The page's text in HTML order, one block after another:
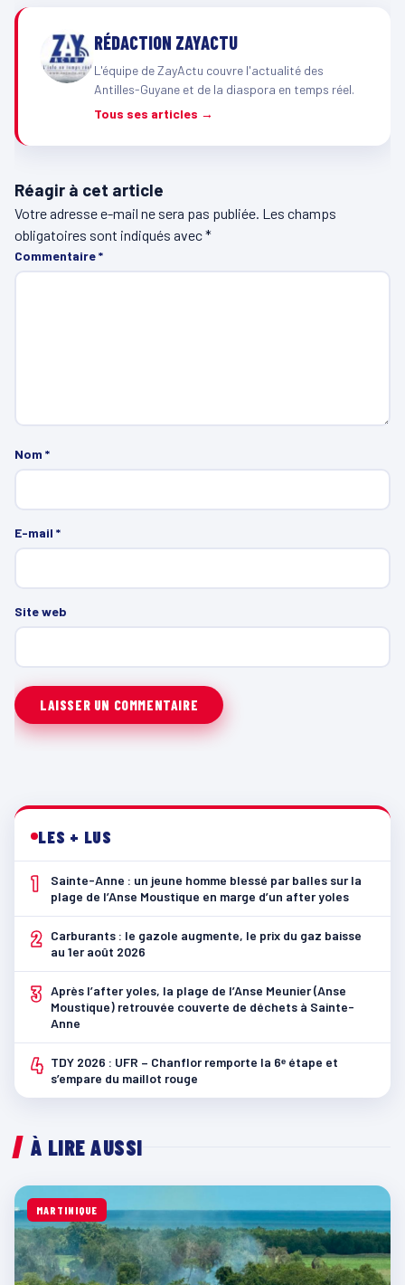
RÉDACTION ZAYACTU
L'équipe de ZayActu couvre l'actualité des
Antilles-Guyane et de la diaspora en temps réel.
Tous ses articles →
Réagir à cet article
Votre adresse e-mail ne sera pas publiée. Les champs
obligatoires sont indiqués avec*
Commentaire*
Nom *
E-mail *
Site web
LES + LUS
1
Sainte-Anne : un jeune homme blessé par balles sur la
plage de l’Anse Moustique en marge d’un after yoles
2
Carburants : le gazole augmente, le prix du gaz baisse
au 1er août 2026
3 Après l’after yoles, la plage de l’Anse Meunier (Anse
Moustique) retrouvée couverte de déchets à Sainte-
Anne
4 TDY 2026 : UFR – Chanflor remporte la 6ᵉ étape et
s’empare du maillot rouge
À LIRE AUSSI
MARTINIQUE